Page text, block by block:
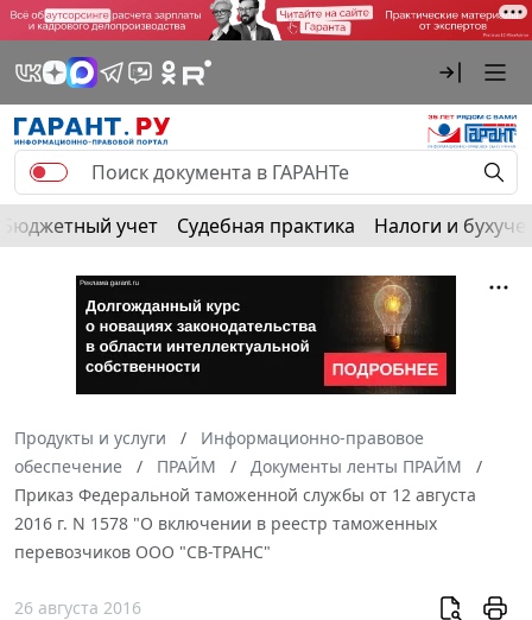
Бюджетный учет Судебная практика Налоги и
Продукты и услуги
Информационно-правовое
обеспечение
ПРАЙМ
Документы ленты ПРАЙМ
Приказ Федеральной таможенной службы от 12 августа
2016 г. N 1578 "О включении в реестр таможенных
перевозчиков ООО "СВ-ТРАНС"
26 августа 2016